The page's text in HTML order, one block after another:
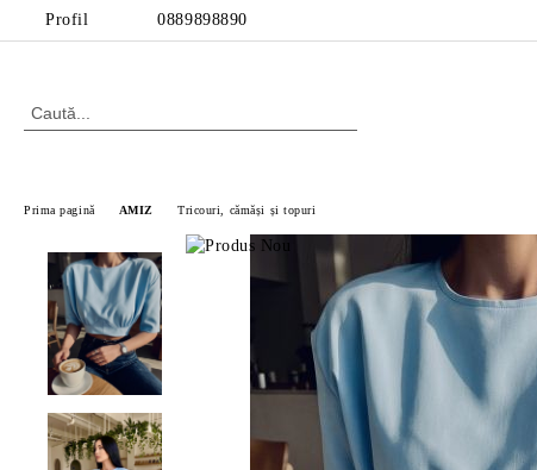
Profil 0889898890
Prima pagină AMIZ Tricouri, cămăși și topuri